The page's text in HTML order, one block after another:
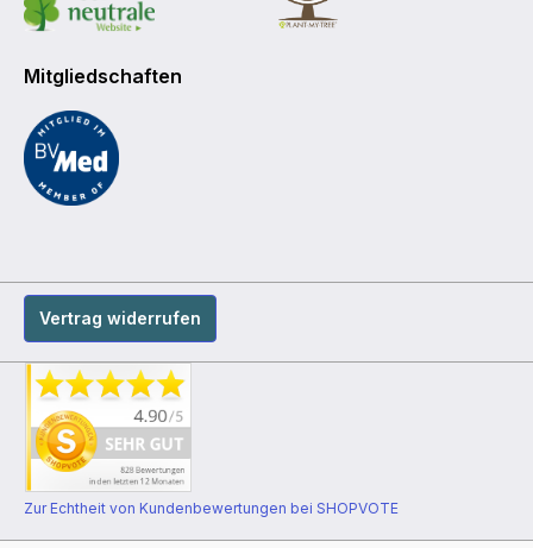
Mitgliedschaften
Vertrag widerrufen
Zur Echtheit von Kundenbewertungen bei SHOPVOTE